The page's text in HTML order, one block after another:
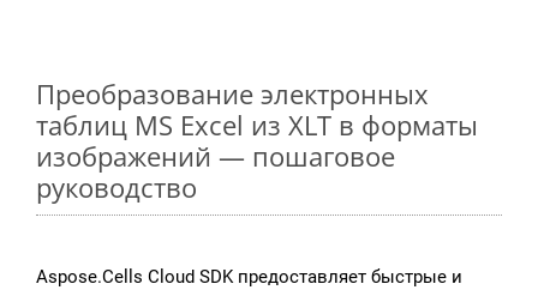
Преобразование электронных
таблиц MS Excel из XLT в форматы
изображений — пошаговое
руководство
Aspose.Cells Cloud SDK предоставляет быстрые и